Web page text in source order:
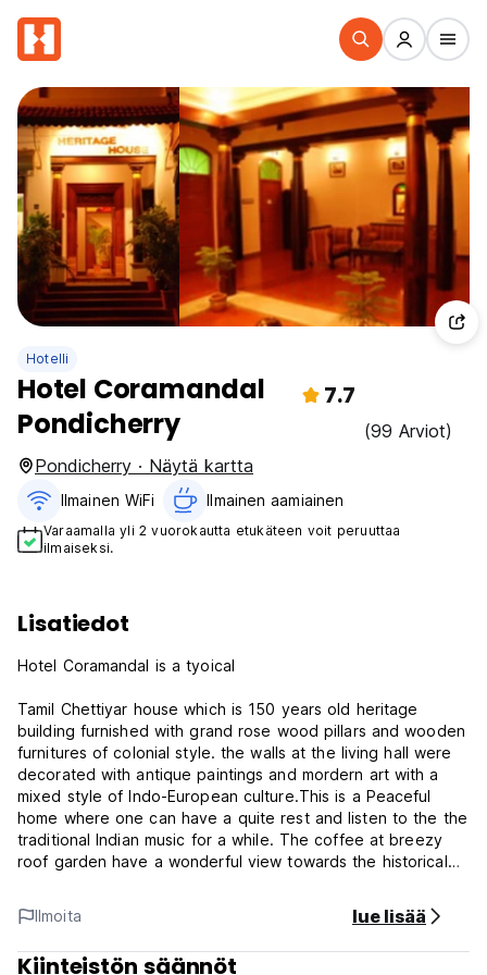
Hotelli
Hotel Coramandal
Pondicherry
7.7
(99 Arviot)
Pondicherry · Näytä kartta
Ilmainen WiFi Ilmainen aamiainen‎
Varaamalla yli 2 vuorokautta etukäteen voit peruuttaa
ilmaiseksi.
Lisatiedot
Hotel Coramandal is a tyoical
Tamil Chettiyar house which is 150 years old heritage
building furnished with grand rose wood pillars and wooden
furnitures of colonial style. the walls at the living hall were
decorated with antique paintings and mordern art with a
mixed style of Indo-European culture.This is a Peaceful
home where one can have a quite rest and listen to the the
traditional Indian music for a while. The coffee at breezy
roof garden have a wonderful view towards the historical
With 10 well appointed heritage style air conditioned rooms
and with Wi-Fi zones free for Lap-tops and a cyber cafe
with artistic boutique stands a better residence at this little
Ilmoita lue lisää
Kiinteistön säännöt